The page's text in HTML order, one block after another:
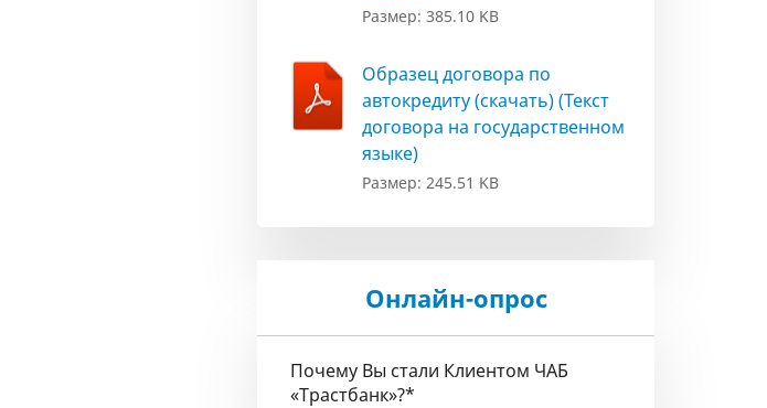
Размер: 385.10 KB
Образец договора по
автокредиту (скачать) (Текст
договора на государственном
языке)
Размер: 245.51 KB
Онлайн-опрос
Почему Вы стали Клиентом ЧАБ
«Трастбанк»?*